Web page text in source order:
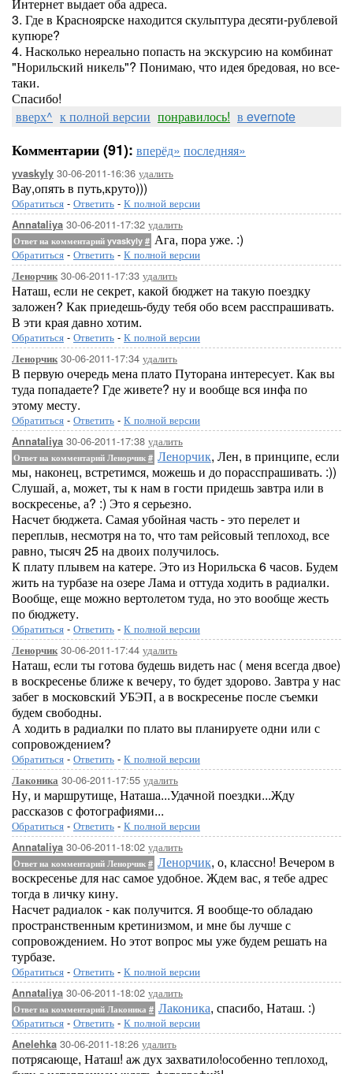
3. Где в Красноярске находится скульптура десяти-рублевой
купюре?
4. Насколько нереально попасть на экскурсию на комбинат
"Норильский никель"? Понимаю, что идея бредовая, но все-
таки.
Спасибо!
вверх^ к полной версии понравилось! в evernote
Комментарии (91): вперёд» последняя»
yvaskyly 30-06-2011-16:36 удалить
Вау,опять в путь,круто)))
Обратиться - Ответить - К полной версии
Annataliya 30-06-2011-17:32 удалить
Ответ на комментарий yvaskyly # Ага, пора уже. :)
Обратиться - Ответить - К полной версии
Ленорчик30-06-2011-17:33 удалить
Наташ, если не секрет, какой бюджет на такую поездку
заложен? Как приедешь-буду тебя обо всем расспрашивать.
В эти края давно хотим.
Обратиться - Ответить - К полной версии
Ленорчик30-06-2011-17:34 удалить
В первую очередь мена плато Путорана интересует. Как вы
туда попадаете? Где живете? ну и вообще вся инфа по
этому месту.
Обратиться - Ответить - К полной версии
Annataliya 30-06-2011-17:38 удалить
Ответ на комментарий Ленорчик # Ленорчик, Лен, в принципе, если
мы, наконец, встретимся, можешь и до порасспрашивать. :))
Слушай, а, может, ты к нам в гости придешь завтра или в
воскресенье, а? :) Это я серьезно.
Насчет бюджета. Самая убойная часть - это перелет и
переплыв, несмотря на то, что там рейсовый теплоход, все
равно, тысяч 25 на двоих получилось.
К плату плывем на катере. Это из Норильска 6 часов. Будем
жить на турбазе на озере Лама и оттуда ходить в радиалки.
Вообще, еще можно вертолетом туда, но это вообще жесть
по бюджету.
Обратиться - Ответить - К полной версии
Ленорчик30-06-2011-17:44 удалить
Наташ, если ты готова будешь видеть нас ( меня всегда двое)
в воскресенье ближе к вечеру, то будет здорово. Завтра у нас
забег в московский УБЭП, а в воскресенье после съемки
будем свободны.
А ходить в радиалки по плато вы планируете одни или с
сопровождением?
Обратиться - Ответить - К полной версии
Лаконика 30-06-2011-17:55 удалить
Ну, и маршрутище, Наташа...Удачной поездки...Жду
рассказов с фотографиями...
Обратиться - Ответить - К полной версии
Annataliya 30-06-2011-18:02 удалить
Ответ на комментарий Ленорчик # Ленорчик, о, классно! Вечером в
воскресенье для нас самое удобное. Ждем вас, я тебе адрес
тогда в личку кину.
Насчет радиалок - как получится. Я вообще-то обладаю
пространственным кретинизмом, и мне бы лучше с
сопровождением. Но этот вопрос мы уже будем решать на
турбазе.
Обратиться - Ответить - К полной версии
Annataliya 30-06-2011-18:02 удалить
Ответ на комментарий Лаконика # Лаконика, спасибо, Наташ. :)
Обратиться - Ответить - К полной версии
Anelehka 30-06-2011-18:26 удалить
потрясающе, Наташ! аж дух захватило!особенно теплоход,